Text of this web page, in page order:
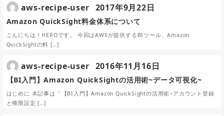
Amazon QuickSight料金体系について
こんにちは！HEROです。 今回はAWSが提供するBIツール、Amazon
QuickSightの料 […]
aws-recipe-user 2017年9月22日
【BI入門】Amazon QuickSightの活用術~データ可視化~
はじめに 本記事は「【BI入門】Amazon QuickSightの活用術~アカウント登録
と権限設定 […]
aws-recipe-user 2016年11月16日